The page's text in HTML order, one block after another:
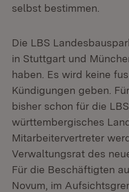
selbst bestimmen.
Die LBS
in Stuttgart und
haben. Es wird keine
Kündigungen geben.
bisher schon für die
württembergisches
Mitarbeitervertreter
Verwaltungsrat des
Für die Beschäftigten
Novum, im